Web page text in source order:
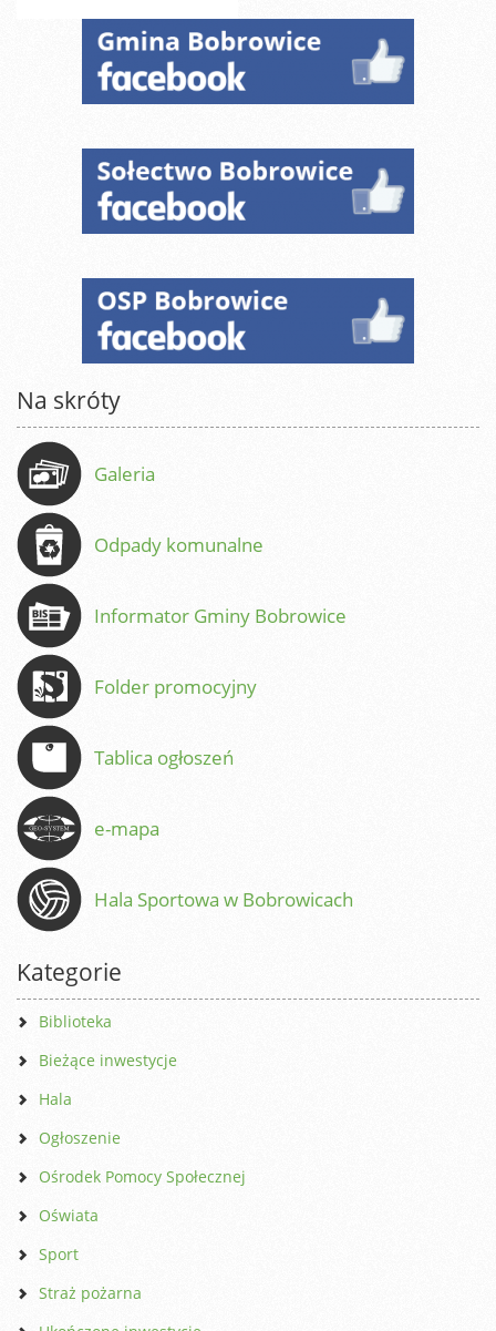
Na skróty
Galeria
Odpady komunalne
Informator Gminy Bobrowice
Folder promocyjny
Tablica ogłoszeń
e-mapa
Hala Sportowa w Bobrowicach
Kategorie
Biblioteka
Bieżące inwestycje
Hala
Ogłoszenie
Ośrodek Pomocy Społecznej
Oświata
Sport
Straż pożarna